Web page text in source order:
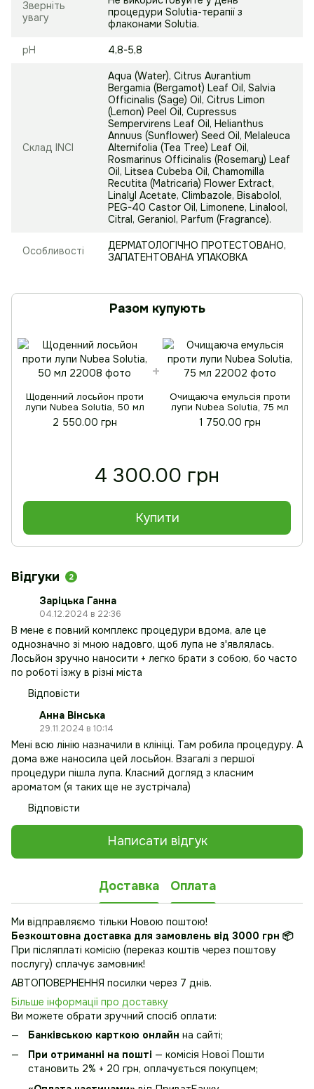
Зверніть
увагу
процедури Solutia-терапії з
флаконами Solutia.
pH 4,8-5,8
Склад INCI
Aqua (Water), Citrus Aurantium
Bergamia (Bergamot) Leaf Oil, Salvia
Officinalis (Sage) Oil, Citrus Limon
(Lemon) Peel Oil, Cupressus
Sempervirens Leaf Oil, Helianthus
Annuus (Sunflower) Seed Oil, Melaleuca
Alternifolia (Tea Tree) Leaf Oil,
Rosmarinus Officinalis (Rosemary) Leaf
Oil, Litsea Cubeba Oil, Chamomilla
Recutita (Matricaria) Flower Extract,
Linalyl Acetate, Climbazole, Bisabolol,
PEG-40 Castor Oil, Limonene, Linalool,
Citral, Geraniol, Parfum (Fragrance).
Особливості
ДЕРМАТОЛОГІЧНО ПРОТЕСТОВАНО,
ЗАПАТЕНТОВАНА УПАКОВКА
Разом купують
Щоденний лосьйон проти
лупи Nubea Solutia, 50 мл
2 550.00 грн
Очищаюча емульсія проти
лупи Nubea Solutia, 75 мл
1 750.00 грн
4 300.00 грн
Купити
Відгуки 2
Заріцька Ганна
04.12.2024 в 22:36
В мене є повний комплекс процедури вдома, але це
однозначно зі мною надовго, щоб лупа не з'являлась.
Лосьйон зручно наносити + легко брати з собою, бо часто
по роботі їзжу в різні міста
Відповісти
Анна Вінська
29.11.2024 в 10:14
Мені всю лінію назначили в клініці. Там робила процедуру. А
дома вже наносила цей лосьйон. Взагалі з першої
процедури пішла лупа. Класний догляд з класним
ароматом (я таких ще не зустрічала)
Відповісти
Написати відгук
Доставка Оплата
Ми відправляємо тільки Новою поштою!
Безкоштовна доставка для замовлень від 3000 грн 📦
При післяплаті комісію (переказ коштів через поштову
послугу) сплачує замовник!
АВТОПОВЕРНЕННЯ посилки через 7 днів.
Більше інформації про доставку
Ви можете обрати зручний спосіб оплати:
Банківською карткою онлайн на сайті;
При отриманні на пошті — комісія Нової Пошти
становить 2% + 20 грн, оплачується покупцем;